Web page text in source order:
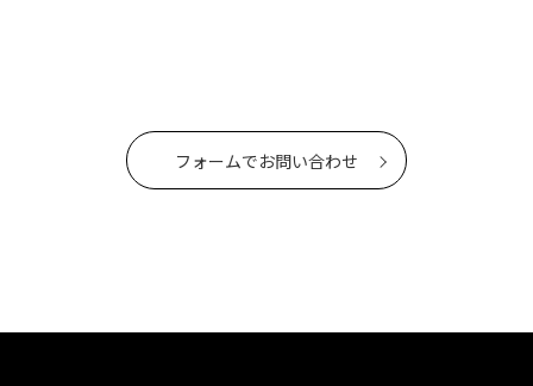
フォームでお問い合わせ